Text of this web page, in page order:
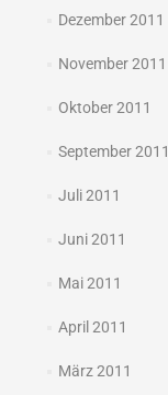
Dezember 2011
November 2011
Oktober 2011
September 2011
Juli 2011
Juni 2011
Mai 2011
April 2011
März 2011